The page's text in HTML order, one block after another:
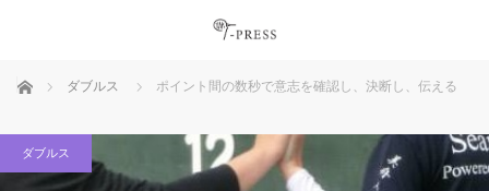
ホーム ダブルス ポイント間の数秒で意志を確認し、決断し、伝える
ダブルス